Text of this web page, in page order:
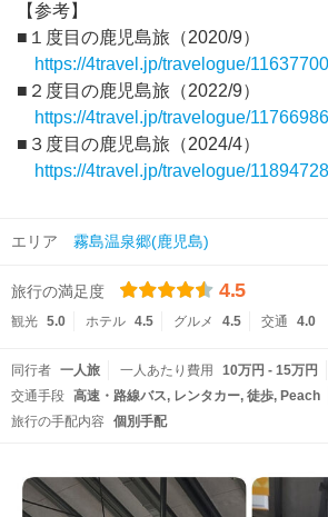
【参考】
■１度目の鹿児島旅（2020/9）
https://4travel.jp/travelogue/11637700
■２度目の鹿児島旅（2022/9）
https://4travel.jp/travelogue/11766986
■３度目の鹿児島旅（2024/4）
https://4travel.jp/travelogue/11894728
エリア 霧島温泉郷(鹿児島)
旅行の満足度 4.5
観光 5.0 ホテル 4.5 グルメ 4.5 交通 4.0
同行者 一人旅 一人あたり費用
10万円 - 15万円
交通手段 高速・路線バス レンタカー 徒歩 Peach
旅行の手配内容
個別手配